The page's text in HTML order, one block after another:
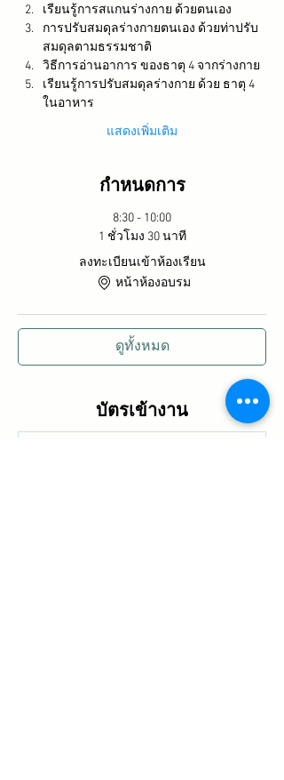
เรียนรู้การสแกนร่างกาย ด้วยตนเอง
การปรับสมดุลร่างกายตนเอง ด้วยท่าปรับ
สมดุลตามธรรมชาติ
วิธีการอ่านอาการ ของธาตุ 4 จากร่างกาย
เรียนรู้การปรับสมดุลร่างกาย ด้วย ธาตุ 4
ในอาหาร
แสดงเพิ่มเติม
กำหนดการ
8:30 - 10:00
1 ชั่วโมง 30 นาที
ลงทะเบียนเข้าห้องเรียน
หน้าห้องอบรม
ดูทั้งหมด
บัตรเข้างาน